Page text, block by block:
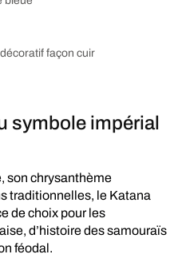
façon cuir
symbole impérial
son chrysanthème
traditionnelles, le Katana
de choix pour les
d’histoire des samouraïs
féodal.